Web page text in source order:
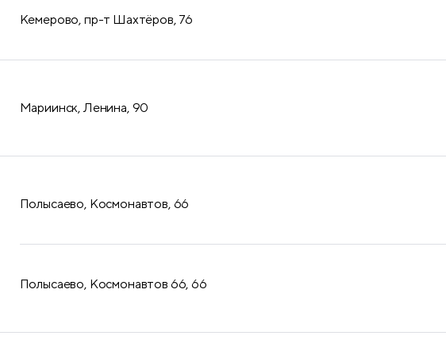
​Кемерово, пр-т Шахтёров, 76
Мариинск, Ленина, 90
Полысаево, Космонавтов, 66
Полысаево, Космонавтов 66, 66